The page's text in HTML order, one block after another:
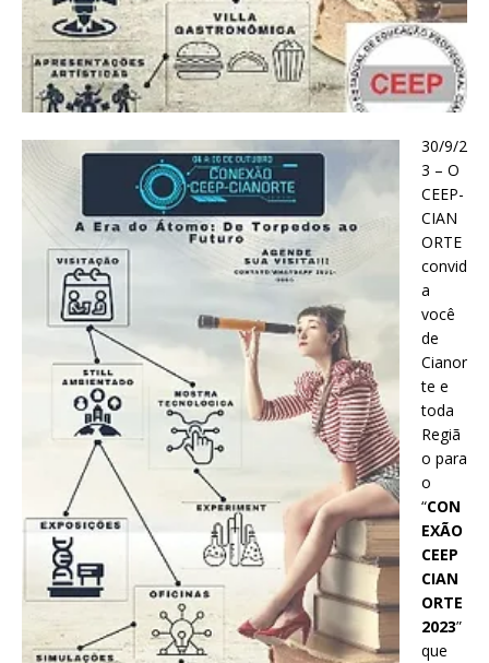
30/9/2
3 – O
CEEP-
CIAN
ORTE
convid
a
você
de
Cianor
te e
toda
Regiã
o para
o
“CON
EXÃO
CEEP
CIAN
ORTE
2023”
que